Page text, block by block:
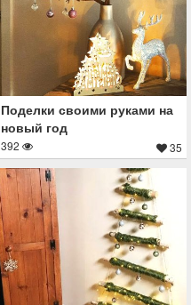
Поделки своими руками на
новый год
392 35